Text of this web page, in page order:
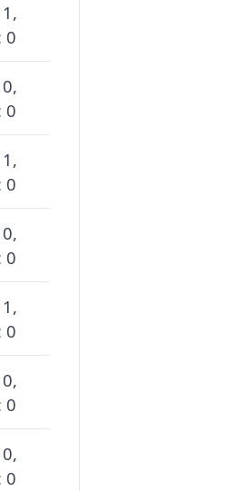
0
0
0
0
0
0
0